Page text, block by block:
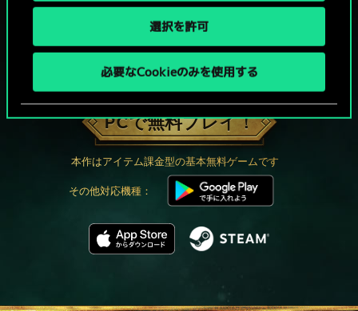
選択を許可
必要なCookieのみを使用する
グウェントでひと勝負といかない
か？
PCで無料プレイ！
本作はアイテム課金型の基本無料ゲームです
その他対応機種：